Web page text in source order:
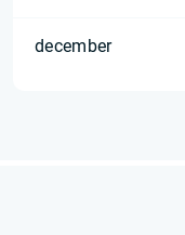
december